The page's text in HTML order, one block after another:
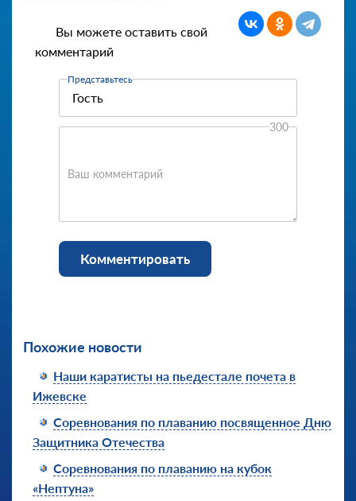
Вы можете оставить свой
комментарий
Представьтесь
Ваш комментарий
300
Комментировать
Похожие новости
Наши каратисты на пьедестале почета в
Ижевске
Соревнования по плаванию посвященное Дню
Защитника Отечества
Соревнования по плаванию на кубок
«Нептуна»